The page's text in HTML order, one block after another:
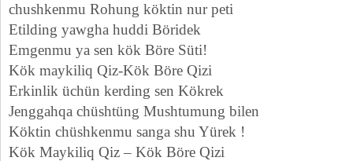
chushkenmu Rohung köktin nur peti
Etilding yawgha huddi Böridek
Emgenmu ya sen kök Böre Süti!
Kök maykiliq Qiz-Kök Böre Qizi
Erkinlik üchün kerding sen Kökrek
Jenggahqa chüshtüng Mushtumung bilen
Köktin chüshkenmu sanga shu Yürek !
Kök Maykiliq Qiz – Kök Böre Qizi